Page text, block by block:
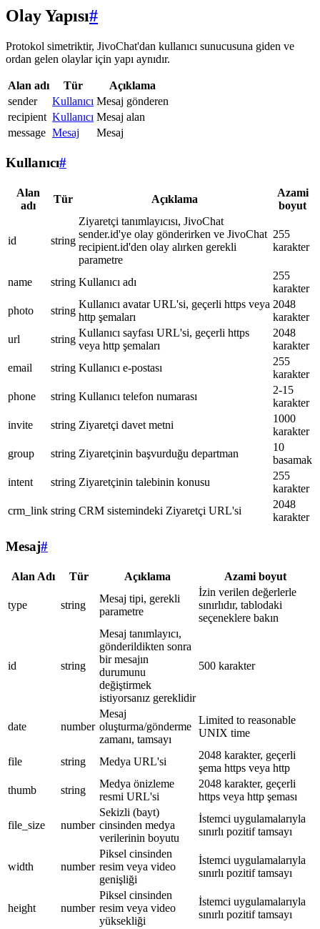
Olay Yapısı#
Protokol simetriktir, JivoChat'dan kullanıcı sunucusuna giden ve
ordan gelen olaylar için yapı aynıdır.
Alan adı Tür
Açıklama
sender
Kullanıcı Mesaj gönderen
recipient Kullanıcı Mesaj alan
message Mesaj Mesaj
Kullanıcı#
Alan
adı
Tür Açıklama
Azami
boyut
id string
Ziyaretçi tanımlayıcısı, JivoChat
sender.id'ye olay gönderirken ve JivoChat
recipient.id'den olay alırken gerekli
parametre
255
karakter
name string Kullanıcı adı
255
karakter
photo
string
Kullanıcı avatar URL'si, geçerli https veya
http şemaları
2048
karakter
url
string
Kullanıcı sayfası URL'si, geçerli https
veya http şemaları
2048
karakter
email
string Kullanıcı e-postası
255
karakter
phone
string Kullanıcı telefon numarası
2-15
karakter
invite
string Ziyaretçi davet metni
1000
karakter
group
string Ziyaretçinin başvurduğu departman
10
basamak
intent
string Ziyaretçinin talebinin konusu
255
karakter
crm_link string CRM sistemindeki Ziyaretçi URL'si
2048
karakter
Mesaj#
Alan Adı Tür Açıklama Azami boyut
type string
Mesaj tipi, gerekli
parametre
İzin verilen değerlerle
sınırlıdır, tablodaki
seçeneklere bakın
id string
Mesaj tanımlayıcı,
gönderildikten sonra
bir mesajın
durumunu
değiştirmek
istiyorsanız gereklidir
500 karakter
date number
Mesaj
oluşturma/gönderme
zamanı, tamsayı
Limited to reasonable
UNIX time
file string Medya URL'si
2048 karakter, geçerli
şema https veya http
thumb
string
Medya önizleme
resmi URL'si
2048 karakter, geçerli
https veya http şeması
file_size number
Sekizli (bayt)
cinsinden medya
verilerinin boyutu
İstemci uygulamalarıyla
sınırlı pozitif tamsayı
width number
Piksel cinsinden
resim veya video
genişliği
İstemci uygulamalarıyla
sınırlı pozitif tamsayı
height number
Piksel cinsinden
resim veya video
yüksekliği
İstemci uygulamalarıyla
sınırlı pozitif tamsayı